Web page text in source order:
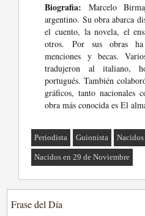
Biografia: Marcelo
argentino. Su obra abarca
el cuento, la novela, el
otros. Por sus obras
menciones y becas.
tradujeron al italiano,
portugués. También
gráficos, tanto nacionales
obra más conocida es El
Periodista Guionista
Nacidos en 29 de Noviembre
Frase del Día